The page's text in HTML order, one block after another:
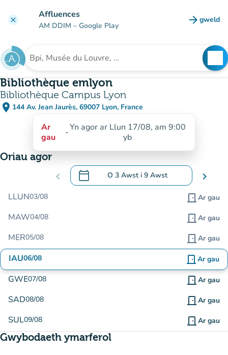
clear Affluences
AM DDIM – Google Play arrow_forward gweld
(tab
Chwilio am sefydliad
Bibliothèque emlyon
Bibliothèque Campus Lyon
place 144 Av. Jean Jaurès, 69007 Lyon, France
(agor yn Google Maps)
(tab newydd)
Ar
gau
-Yn agor ar Llun 17/08, am 9:00
yb
Oriau agor
chevron_left calendar_today O 3 Awst i 9 Awst
.Agor y calendr i newid dyddiadau chevron_right
LLUN03/08 door_front Ar gau
MAW04/08 door_front Ar gau
MER05/08 door_front Ar gau
IAU06/08 door_front Ar gau
GWE07/08 door_front Ar gau
SAD08/08 door_front Ar gau
SUL09/08 door_front Ar gau
Gwybodaeth ymarferol